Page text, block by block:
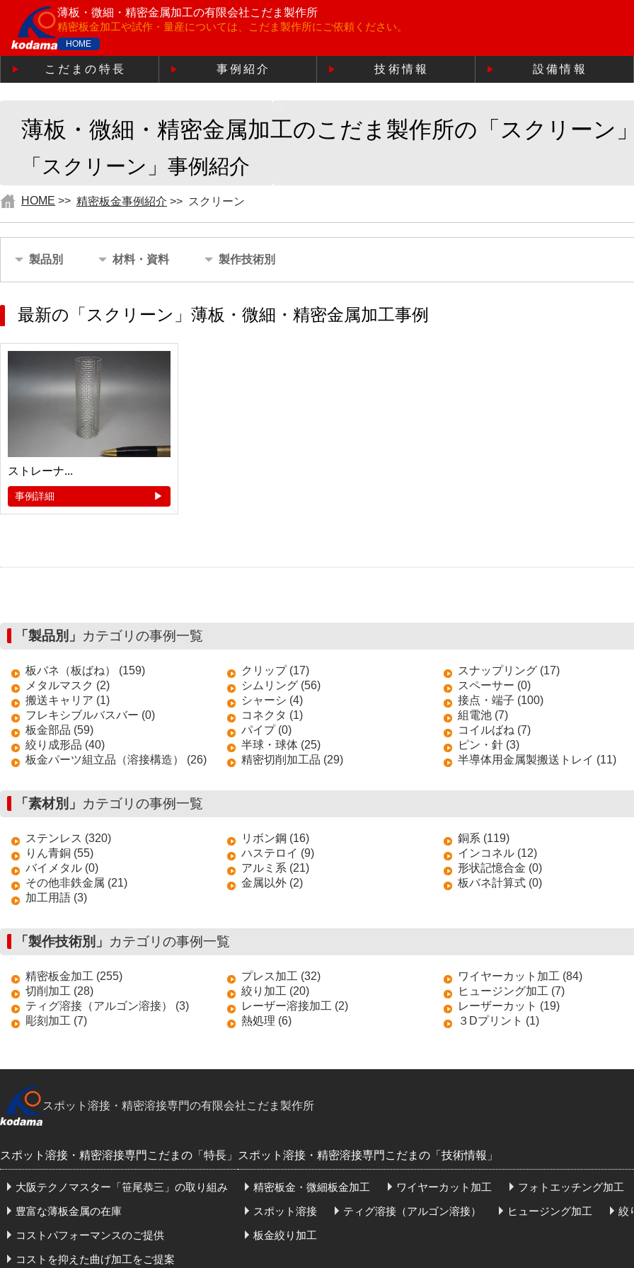
薄板・微細・精密金属加工の有限会社こだま製作所
精密板金加工や試作・量産については、こだま製作所にご依頼ください。
HOME
こだまの特長 事例紹介 技術情報 設備情報
薄板・微細・精密金属加工のこだま製作所の「スクリーン
「スクリーン」事例紹介
HOME >> 精密板金事例紹介 >> スクリーン
製品別 材料・資料 製作技術別
最新の「スクリーン」薄板・微細・精密金属加工事例
ストレーナ...
事例詳細
「製品別」 カテゴリの事例一覧
板バネ（板ばね） (159) クリップ (17)
スナップリング (17)
メタルマスク (2)
シムリング (56)
スペーサー (0)
搬送キャリア (1)
シャーシ (4)
接点・端子 (100)
フレキシブルバスバー (0)
コネクタ (1)
組電池 (7)
板金部品 (59)
パイプ (0)
コイルばね (7)
絞り成形品 (40)
半球・球体 (25)
ピン・針 (3)
板金パーツ組立品（溶接構造） (26)
精密切削加工品 (29) 半導体用金属製搬送トレイ (11)
「素材別」 カテゴリの事例一覧
ステンレス (320) リボン鋼 (16)
銅系 (119)
りん青銅 (55)
ハステロイ (9)
インコネル (12)
バイメタル (0)
アルミ系 (21)
形状記憶合金 (0)
その他非鉄金属 (21)
金属以外 (2)
板バネ計算式 (0)
加工用語 (3)
「製作技術別」 カテゴリの事例一覧
精密板金加工 (255) プレス加工 (32)
ワイヤーカット加工 (84)
切削加工 (28)
絞り加工 (20)
ヒュージング加工 (7)
ティグ溶接（アルゴン溶接） (3)
レーザー溶接加工 (2)
レーザーカット (19)
彫刻加工 (7)
熱処理 (6) ３Dプリント (1)
スポット溶接・精密溶接専門の有限会社こだま製作所
スポット溶接・精密溶接専門こだまの「特長」
大阪テクノマスター「笹尾恭三」の取り組み
豊富な薄板金属の在庫
コストパフォーマンスのご提供
コストを抑えた曲げ加工をご提案
スポット溶接・精密溶接専門こだまの「技術情報」
精密板金・微細板金加工 ワイヤーカット加工
フォトエッチング加工
スポット溶接
ティグ溶接（アルゴン溶接） ヒュージング加工
絞
板金絞り加工